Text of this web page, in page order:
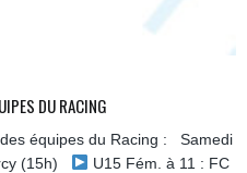
DU RACING
équipes du Racing : Samedi
(15h)
U15 Fém. à 11 : FC